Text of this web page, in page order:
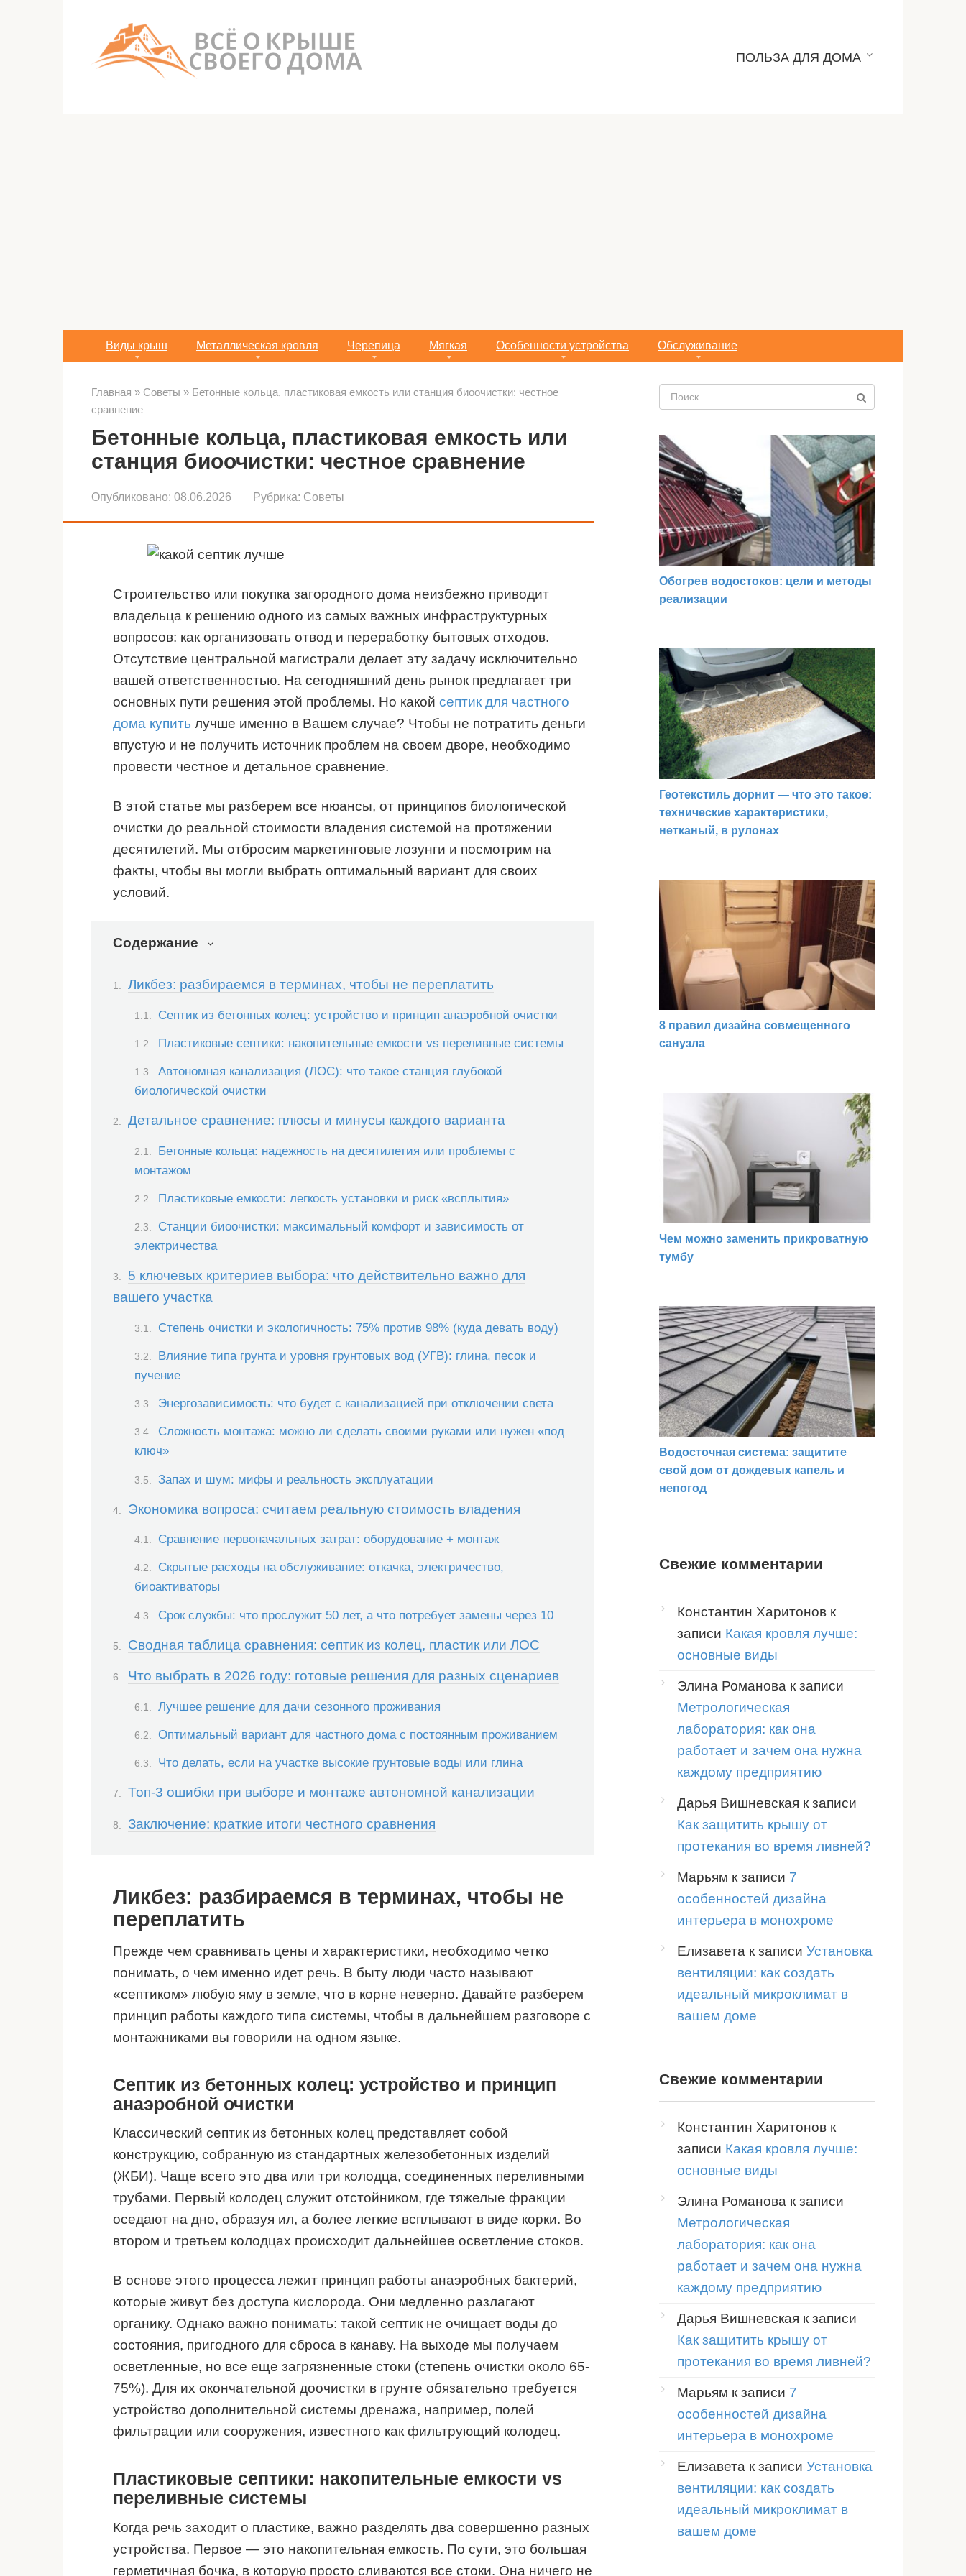
ПОЛЬЗА ДЛЯ ДОМА
Виды крыш Металлическая кровля Черепица Мягкая Особенности устройства Обслуживание
Главная » Советы » Бетонные кольца, пластиковая емкость или станция биоочистки: честное
сравнение
Бетонные кольца, пластиковая емкость или
станция биоочистки: честное сравнение
Опубликовано: 08.06.2026 Рубрика: Советы
Строительство или покупка загородного дома неизбежно приводит
владельца к решению одного из самых важных инфраструктурных
вопросов: как организовать отвод и переработку бытовых отходов.
Отсутствие центральной магистрали делает эту задачу исключительно
вашей ответственностью. На сегодняшний день рынок предлагает три
основных пути решения этой проблемы. Но какой септик для частного
дома купить лучше именно в Вашем случае? Чтобы не потратить деньги
впустую и не получить источник проблем на своем дворе, необходимо
провести честное и детальное сравнение.
В этой статье мы разберем все нюансы, от принципов биологической
очистки до реальной стоимости владения системой на протяжении
десятилетий. Мы отбросим маркетинговые лозунги и посмотрим на
факты, чтобы вы могли выбрать оптимальный вариант для своих
условий.
Содержание
Ликбез: разбираемся в терминах, чтобы не переплатить
Септик из бетонных колец: устройство и принцип анаэробной очистки
Пластиковые септики: накопительные емкости vs переливные системы
Автономная канализация (ЛОС): что такое станция глубокой
биологической очистки
Детальное сравнение: плюсы и минусы каждого варианта
Бетонные кольца: надежность на десятилетия или проблемы с
монтажом
Пластиковые емкости: легкость установки и риск «всплытия»
Станции биоочистки: максимальный комфорт и зависимость от
электричества
5 ключевых критериев выбора: что действительно важно для
вашего участка
Степень очистки и экологичность: 75% против 98% (куда девать воду)
Влияние типа грунта и уровня грунтовых вод (УГВ): глина, песок и
пучение
Энергозависимость: что будет с канализацией при отключении света
Сложность монтажа: можно ли сделать своими руками или нужен «под
ключ»
Запах и шум: мифы и реальность эксплуатации
Экономика вопроса: считаем реальную стоимость владения
Сравнение первоначальных затрат: оборудование + монтаж
Скрытые расходы на обслуживание: откачка, электричество,
биоактиваторы
Срок службы: что прослужит 50 лет, а что потребует замены через 10
Сводная таблица сравнения: септик из колец, пластик или ЛОС
Что выбрать в 2026 году: готовые решения для разных сценариев
Лучшее решение для дачи сезонного проживания
Оптимальный вариант для частного дома с постоянным проживанием
Что делать, если на участке высокие грунтовые воды или глина
Топ-3 ошибки при выборе и монтаже автономной канализации
Заключение: краткие итоги честного сравнения
Ликбез: разбираемся в терминах, чтобы не
переплатить
Прежде чем сравнивать цены и характеристики, необходимо четко
понимать, о чем именно идет речь. В быту люди часто называют
«септиком» любую яму в земле, что в корне неверно. Давайте разберем
принцип работы каждого типа системы, чтобы в дальнейшем разговоре с
монтажниками вы говорили на одном языке.
Септик из бетонных колец: устройство и принцип
анаэробной очистки
Классический септик из бетонных колец представляет собой
конструкцию, собранную из стандартных железобетонных изделий
(ЖБИ). Чаще всего это два или три колодца, соединенных переливными
трубами. Первый колодец служит отстойником, где тяжелые фракции
оседают на дно, образуя ил, а более легкие всплывают в виде корки. Во
втором и третьем колодцах происходит дальнейшее осветление стоков.
В основе этого процесса лежит принцип работы анаэробных бактерий,
которые живут без доступа кислорода. Они медленно разлагают
органику. Однако важно понимать: такой септик не очищает воды до
состояния, пригодного для сброса в канаву. На выходе мы получаем
осветленные, но все еще загрязненные стоки (степень очистки около 65-
75%). Для их окончательной доочистки в грунте обязательно требуется
устройство дополнительной системы дренажа, например, полей
фильтрации или сооружения, известного как фильтрующий колодец.
Пластиковые септики: накопительные емкости vs
переливные системы
Когда речь заходит о пластике, важно разделять два совершенно разных
устройства. Первое — это накопительная емкость. По сути, это большая
герметичная бочка, в которую просто сливаются все стоки. Она ничего не
Поиск:
Обогрев водостоков: цели и методы
реализации
Геотекстиль дорнит — что это такое:
технические характеристики,
нетканый, в рулонах
8 правил дизайна совмещенного
санузла
Чем можно заменить прикроватную
тумбу
Водосточная система: защитите
свой дом от дождевых капель и
непогод
Свежие комментарии
Константин Харитонов к
записи Какая кровля лучше:
основные виды
Элина Романова к записи
Метрологическая
лаборатория: как она
работает и зачем она нужна
каждому предприятию
Дарья Вишневская к записи
Как защитить крышу от
протекания во время ливней?
Марьям к записи 7
особенностей дизайна
интерьера в монохроме
Елизавета к записи Установка
вентиляции: как создать
идеальный микроклимат в
вашем доме
Свежие комментарии
Константин Харитонов к
записи Какая кровля лучше:
основные виды
Элина Романова к записи
Метрологическая
лаборатория: как она
работает и зачем она нужна
каждому предприятию
Дарья Вишневская к записи
Как защитить крышу от
протекания во время ливней?
Марьям к записи 7
особенностей дизайна
интерьера в монохроме
Елизавета к записи Установка
вентиляции: как создать
идеальный микроклимат в
вашем доме